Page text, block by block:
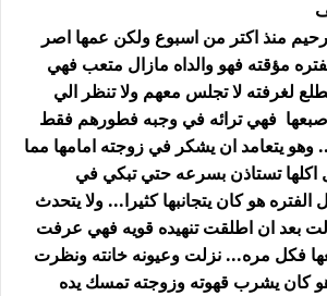
منذ اكتر من اسبوع ولكن عمها اصر
مؤقته فهو والداه مازال متعب فهي
لغرفته لا تجلس معهم ولا تنظر الي
فهي ترائه في وجبه فطورهم فقط
وهو يتعامد ان يشكر في زوجته امامها مما
اكلها تستاذن بسرعه حتي تبكي في
هو كان يتجانبها كثيرا... ولا يتحدث
بعد ان اطلقت تنهيده قويه فهي عرفت
فكل مره... نزلت وعيونه خانته ونظرت
هو كان يشرب قهوته وزوجته تمسك يده